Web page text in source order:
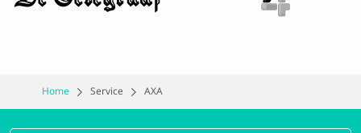
Home Service AXA